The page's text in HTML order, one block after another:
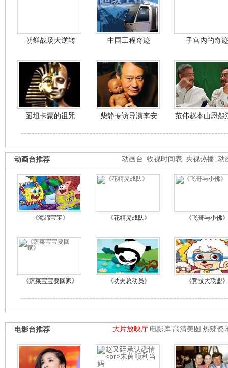
朝鲜战场大逆转 中国工程奇迹 子宫内的奇迹
图坦卡蒙的诅咒 柴静专访导演李安 范伟赵本山恩怨
动画台 收视时间表 央视热播 动
动画台推荐
《海绵宝宝》 《花精灵战队》 《飞哥与小佛》
《蔬菜宝宝要回家》 《功夫总动员》 《竞技大联盟》
大片放映厅 电影库 高清美图 热辣资
电影台推荐